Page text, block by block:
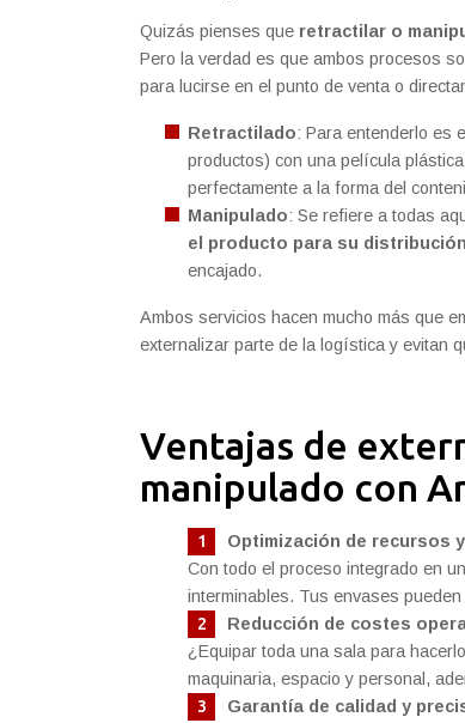
Quizás pienses que retractilar o
Pero la verdad es que ambos procesos
para lucirse en el punto de venta o
Retractilado: Para entenderlo es
productos) con una película
perfectamente a la forma del
Manipulado: Se refiere a todas
el producto para su
encajado.
Ambos servicios hacen mucho más que
externalizar parte de la logística y evitan
Ventajas de
manipulado con
Optimización de recursos
Con todo el proceso integrado en
interminables. Tus envases
Reducción de costes
¿Equipar toda una sala para
maquinaria, espacio y personal,
Garantía de calidad y